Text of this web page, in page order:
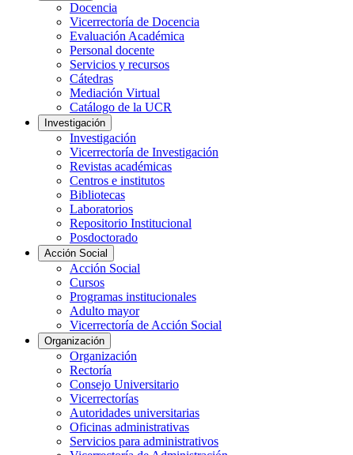
Docencia
Vicerrectoría de Docencia
Evaluación Académica
Personal docente
Servicios y recursos
Cátedras
Mediación Virtual
Catálogo de la UCR
Investigación
Investigación
Vicerrectoría de Investigación
Revistas académicas
Centros e institutos
Bibliotecas
Laboratorios
Repositorio Institucional
Posdoctorado
Acción Social
Acción Social
Cursos
Programas institucionales
Adulto mayor
Vicerrectoría de Acción Social
Organización
Organización
Rectoría
Consejo Universitario
Vicerrectorías
Autoridades universitarias
Oficinas administrativas
Servicios para administrativos